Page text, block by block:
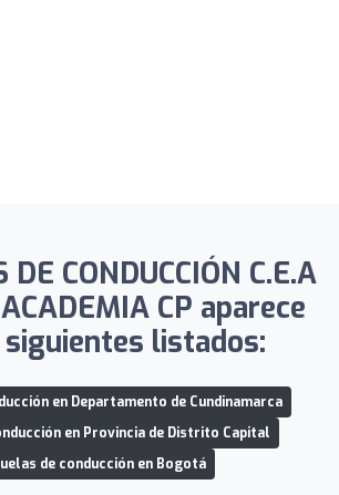
DE CONDUCCIÓN C.E.A
CP aparece
listados:
en Departamento de Cundinamarca
en Provincia de Distrito Capital
de conducción en Bogotá